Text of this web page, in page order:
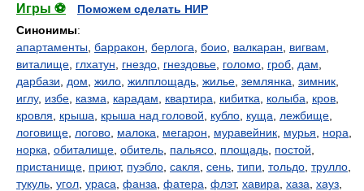
Игры ⚽
Поможем сделать НИР
Синонимы:
апартаменты, барракон, берлога, боио, валкаран, вигвам,
виталище, глхатун, гнездо, гнездовье, голомо, гроб, дам,
дарбази, дом, жило, жилплощадь, жилье, землянка, зимник,
иглу, избе, казма, карадам, квартира, кибитка, колыба, кров,
кровля, крыша, крыша над головой, кубло, куща, лежбище,
логовище, логово, малока, мегарон, муравейник, мурья, нора,
норка, обиталище, обитель, пальясо, площадь, постой,
пристанище, приют, пуэбло, сакля, сень, типи, тольдо, трулло,
тукуль, угол, ураса, фанза, фатера, флэт, хавира, хаза, хауз,